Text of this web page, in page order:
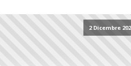
2 Dicembre